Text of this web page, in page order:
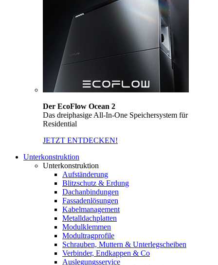
Der EcoFlow Ocean 2
Das dreiphasige All-In-One Speichersystem für
Residential
JETZT ENTDECKEN!
Unterkonstruktion
Unterkonstruktion
Aufständerung
Blitzschutz & Erdung
Dachanbindungen
Fassadenlösungen
Kabelmanagement
Metalldachplatten
Modulklemmen
Modultragprofile
Schrauben, Muttern & Unterlegscheiben
Verbinder, Endkappen & Co
Auslegungsservice